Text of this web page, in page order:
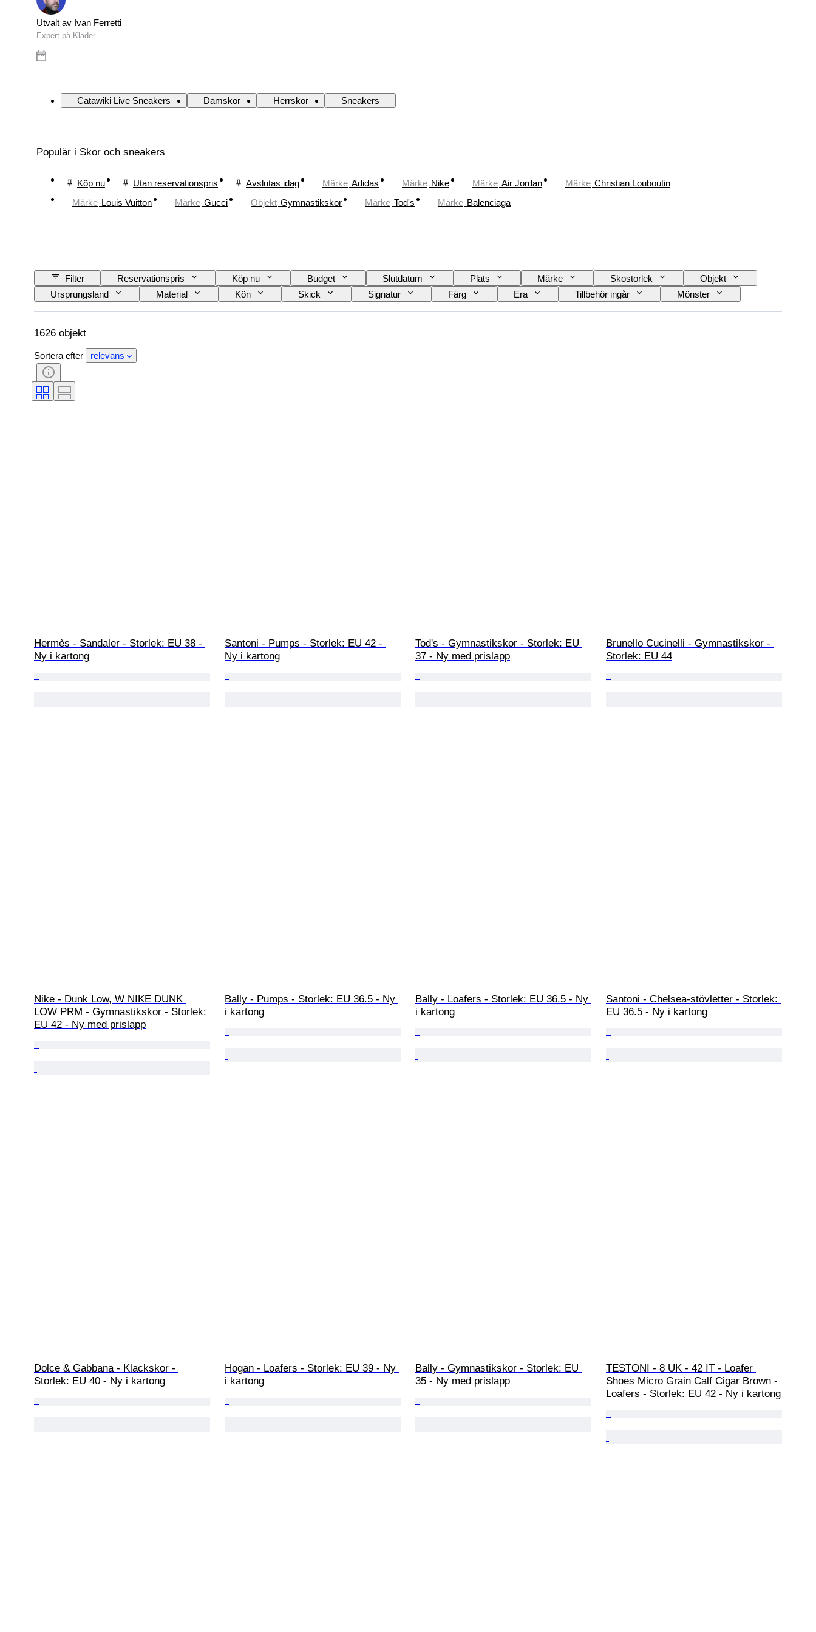
Utvalt av Ivan Ferretti
Expert på Kläder
Catawiki Live Sneakers Damskor Herrskor Sneakers
Populär i Skor och sneakers
Köp nu Utan reservationspris Avslutas idag Märke Adidas Märke Nike Märke Air Jordan Märke Christian Louboutin
Märke Louis Vuitton Märke Gucci Objekt Gymnastikskor Märke Tod's Märke Balenciaga
Filter Reservationspris Köp nu Budget Slutdatum Plats Märke Skostorlek
Objekt
Ursprungsland
Material Kön Skick Signatur Färg Era Tillbehör ingår
Mönster
Modell
1626 objekt
Sortera efter relevans
Hermès - Sandaler - Storlek: EU 38 -
Ny i kartong
Santoni - Pumps - Storlek: EU 42 -
Ny i kartong
Tod's - Gymnastikskor - Storlek: EU
37 - Ny med prislapp
Brunello Cucinelli - Gymnastikskor -
Storlek: EU 44
Nike - Dunk Low, W NIKE DUNK
LOW PRM - Gymnastikskor - Storlek:
EU 42 - Ny med prislapp
Bally - Pumps - Storlek: EU 36.5 - Ny
i kartong
Bally - Loafers - Storlek: EU 36.5 - Ny
i kartong
Santoni - Chelsea-stövletter - Storlek:
EU 36.5 - Ny i kartong
Dolce & Gabbana - Klackskor -
Storlek: EU 40 - Ny i kartong
Hogan - Loafers - Storlek: EU 39 - Ny
i kartong
Bally - Gymnastikskor - Storlek: EU
35 - Ny med prislapp
TESTONI - 8 UK - 42 IT - Loafer
Shoes Micro Grain Calf Cigar Brown -
Loafers - Storlek: EU 42 - Ny i kartong